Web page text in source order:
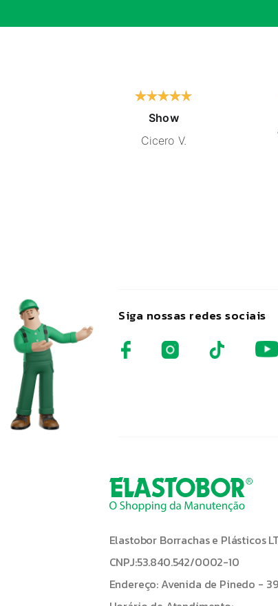
Show
Cicero V.
Siga nossas redes sociais
Elastobor Borrachas e Plásticos
CNPJ:53.840.542/0002-10
Endereço: Avenida de Pinedo -